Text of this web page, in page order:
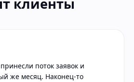
клиенты
поток заявок и
же месяц. Наконец-то